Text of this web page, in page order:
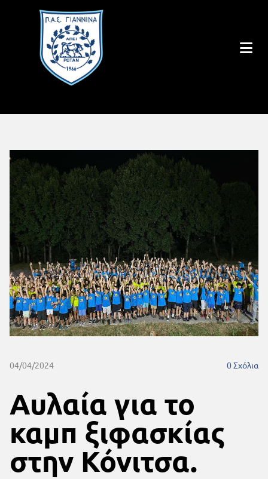
04/04/2024 0Σχόλια
Αυλαία για το
καμπ ξιφασκίας
στην Κόνιτσα.